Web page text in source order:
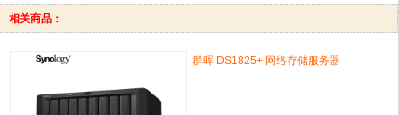
相关商品：
群晖 DS1825+ 网络存储服务器